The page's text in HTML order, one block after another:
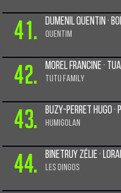
41. Dumenil Quentin ·
QuenTim
42. Morel Francine ·
Tutu Family
43. Buzy-perret Hugo ·
Humigolan
44. Binetruy Zélie ·
Les Dingos